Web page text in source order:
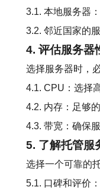
3.1. 本地服务器
3.2. 邻近国家的
4. 评估服务器
选择服务器时，
4.1. CPU：选择
4.2. 内存：足够
4.3. 带宽：确保
5. 了解托管服
选择一个可靠的
5.1. 口碑和评价